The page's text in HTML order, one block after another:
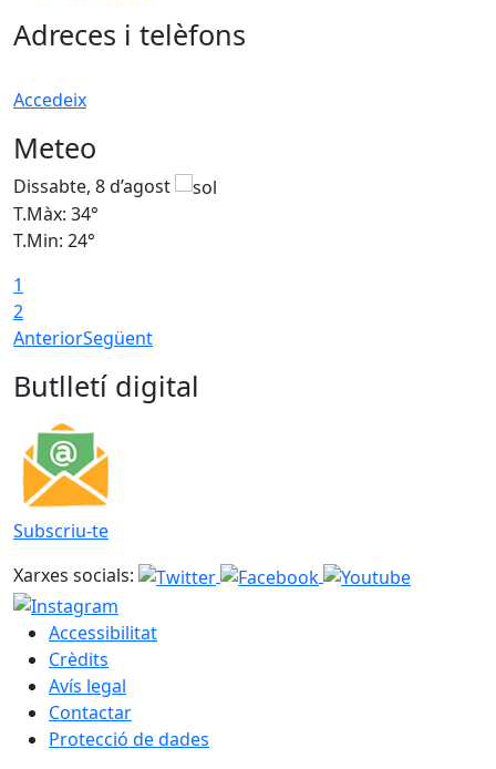
Adreces i telèfons
Accedeix
Meteo
Dissabte, 8 d’agost
T.Màx: 34°
T.Min: 24°
1
2
AnteriorSegüent
Butlletí digital
Subscriu-te
Xarxes socials:
Accessibilitat
Crèdits
Avís legal
Contactar
Protecció de dades